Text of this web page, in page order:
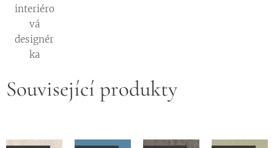
interiéro
vá
designér
ka
Související produkty